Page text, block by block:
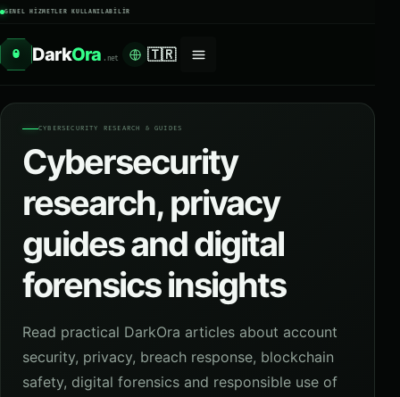
GENEL HIZMETLER KULLANILABILIR
O DarkOra .net 🇹🇷
CYBERSECURITY RESEARCH & GUIDES
Cybersecurity
research, privacy
guides and digital
forensics insights
Read practical DarkOra articles about account
security, privacy, breach response, blockchain
safety, digital forensics and responsible use of